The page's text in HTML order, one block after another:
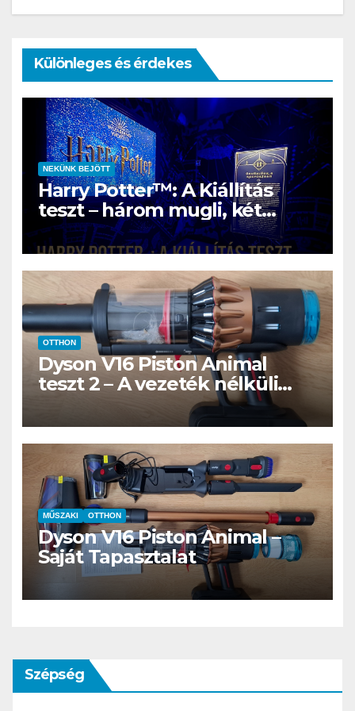
Különleges és érdekes
NEKÜNK BEJÖTT
Harry Potter™: A Kiállítás
teszt – három mugli, két
rajongó és egy varázslatos
nap Szentendrén
OTTHON
Dyson V16 Piston Animal
teszt 2 – A vezeték nélküli
porszívó, ami új szintre emeli
a kutyaszőr eltávolítást
MŰSZAKI OTTHON
Dyson V16 Piston Animal –
Saját Tapasztalat
Szépség